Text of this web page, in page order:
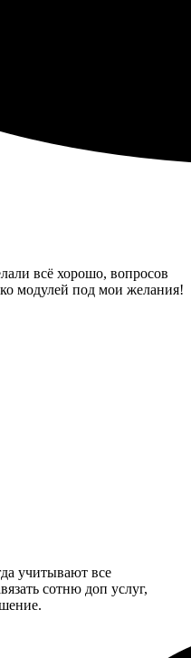
всё хорошо, вопросов
модулей под мои желания!
учитывают все
сотню доп услуг,